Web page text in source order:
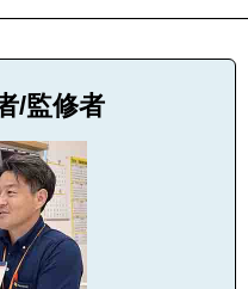
/監修者